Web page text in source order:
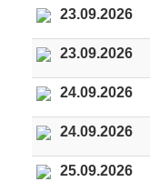
23.09.2026
23.09.2026
24.09.2026
24.09.2026
25.09.2026